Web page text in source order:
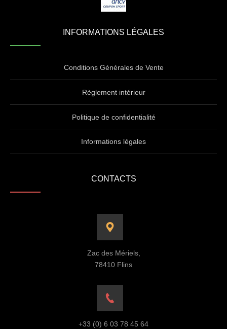
INFORMATIONS LÉGALES
Conditions Générales de Vente
Règlement intérieur
Politique de confidentialité
Informations légales
CONTACTS
Zac des Mériels,
78410 Flins
+33 (0) 6 03 78 45 64